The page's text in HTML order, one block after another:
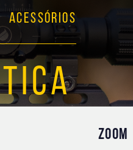
ACESSÓRIOS
ZOOM